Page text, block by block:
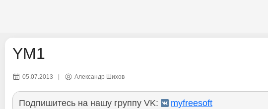
YM1
05.07.2013 | Александр Шихов
Подпишитесь на нашу группу VK: myfreesoft